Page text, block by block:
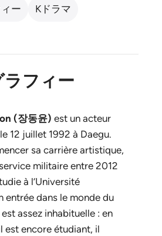
ー Kドラマ
フィー
(장동윤) est un acteur
12 juillet 1992 à Daegu.
sa carrière artistique,
militaire entre 2012
à l’Université
entrée dans le monde du
assez inhabituelle : en
est encore étudiant, il